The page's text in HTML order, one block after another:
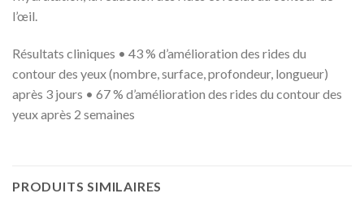
l’œil.
Résultats cliniques • 43 % d’amélioration des rides du
contour des yeux (nombre, surface, profondeur, longueur)
après 3 jours • 67 % d’amélioration des rides du contour des
yeux après 2 semaines
PRODUITS SIMILAIRES